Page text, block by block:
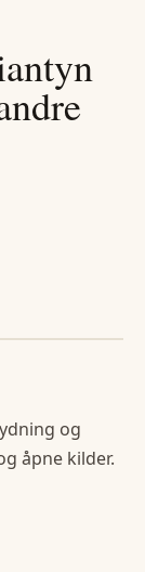
og
åpne kilder.